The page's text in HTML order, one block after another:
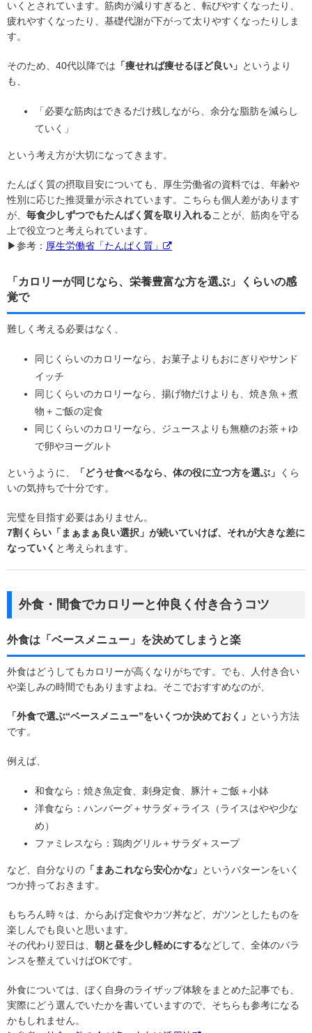
いくとされています。筋肉が減りすぎると、転びやすくなったり、
疲れやすくなったり、基礎代謝が下がって太りやすくなったりしま
す。
そのため、40代以降では 「痩せれば痩せるほど良い」 というより
も、
「必要な筋肉はできるだけ残しながら、余分な脂肪を減らし
ていく」
という考え方が大切になってきます。
たんぱく質の摂取目安についても、厚生労働省の資料では、年齢や
性別に応じた推奨量が示されています。こちらも個人差があります
が、 毎食少しずつでもたんぱく質を取り入れることが、筋肉を守る
上で役立つと考えられています。
▶参考： 厚生労働省「たんぱく質」
「カロリーが同じなら、栄養豊富な方を選ぶ」くらいの感
覚で
難しく考える必要はなく、
同じくらいのカロリーなら、お菓子よりもおにぎりやサンド
イッチ
同じくらいのカロリーなら、揚げ物だけよりも、焼き魚＋煮
物＋ご飯の定食
同じくらいのカロリーなら、ジュースよりも無糖のお茶＋ゆ
で卵やヨーグルト
というように、 「どうせ食べるなら、体の役に立つ方を選ぶ」
くら
いの気持ちで十分です。
完璧を目指す必要はありません。
7割くらい「まぁまぁ良い選択」が続いていけば、それが大きな差に
なっていく と考えられます。
外食・間食でカロリーと仲良く付き合うコツ
外食は「ベースメニュー」を決めてしまうと楽
外食はどうしてもカロリーが高くなりがちです。でも、人付き合い
や楽しみの時間でもありますよね。そこでおすすめなのが、
「外食で選ぶ“ベースメニュー”をいくつか決めておく」 という方法
です。
例えば、
和食なら：焼き魚定食、刺身定食、豚汁＋ご飯＋小鉢
洋食なら：ハンバーグ＋サラダ＋ライス（ライスはやや少な
め）
ファミレスなら：鶏肉グリル＋サラダ＋スープ
など、自分なりの 「まあこれなら安心かな」 というパターンをいく
つか持っておきます。
もちろん時々は、からあげ定食やカツ丼など、ガツンとしたものを
楽しんでも良いと思います。
その代わり翌日は、 朝と昼を少し軽めにするなどして、全体のバラ
ンスを整えていけばOKです。
外食については、ぼく自身のライザップ体験をまとめた記事でも、
実際にどう選んでいたかを書いていますので、そちらも参考になる
かもしれません。